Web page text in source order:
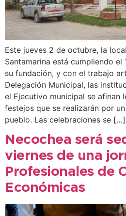
Este jueves 2 de octubre, la
Santamarina está cumpliendo el
su fundación, y con el trabajo
Delegación Municipal, las
el Ejecutivo municipal se afinan
festejos que se realizarán por
pueblo. Las celebraciones se […]
Necochea será
viernes de una
Profesionales de
Económicas